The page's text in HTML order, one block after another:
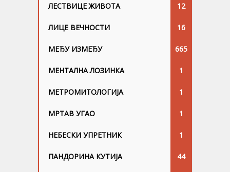
ЛЕСТВИЦЕ ЖИВОТА 12
ЛИЦЕ ВЕЧНОСТИ 16
МЕЂУ ИЗМЕЂУ 665
МЕНТАЛНА ЛОЗИНКА 1
МЕТРОМИТОЛОГИЈА 1
МРТАВ УГАО 1
НЕБЕСКИ УПРЕТНИК 1
ПАНДОРИНА КУТИЈА 44